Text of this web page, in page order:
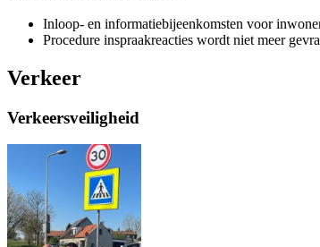
Inloop- en informatiebijeenkomsten voor
Procedure inspraakreacties wordt niet meer
Verkeer
Verkeersveiligheid